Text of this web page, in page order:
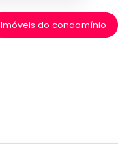
Imóveis do condomínio